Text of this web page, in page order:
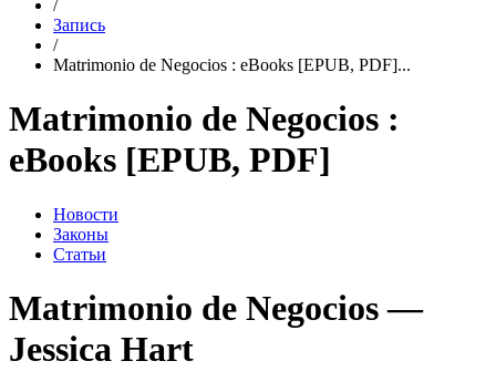
/
Запись
/
Matrimonio de Negocios : eBooks [EPUB, PDF]...
Matrimonio de Negocios :
eBooks [EPUB, PDF]
Новости
Законы
Статьи
Matrimonio de Negocios —
Jessica Hart